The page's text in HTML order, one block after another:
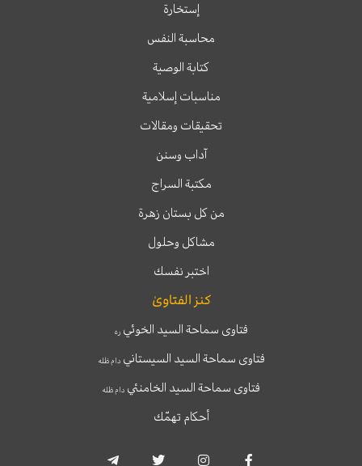
إستخارة
محاسبة النفس
كتابة الوصية
مناسبات إسلامية
تحقيقات ومقالات
آداب وسنن
مكتبة السراج
من كل بستان زهرة
مشاكل وحلول
اختبر نفسك
كنز الفتاوىٰ
فتاوى سماحة السيد الخوئيره
فتاوى سماحة السيد السيستانيدام ظله
فتاوى سماحة السيد الخامنئي دام ظله
أحكام تهمّك
a